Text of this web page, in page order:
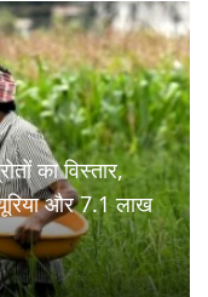
का विस्तार,
और 7.1 लाख